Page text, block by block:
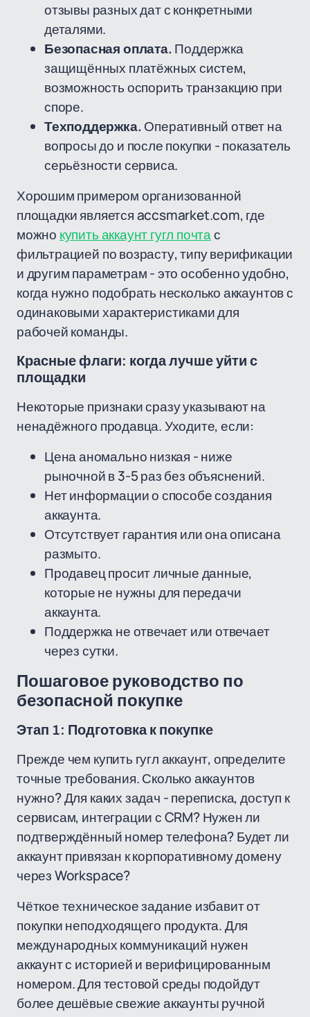
отзывы разных дат с конкретными
деталями.
Безопасная оплата. Поддержка
защищённых платёжных систем,
возможность оспорить транзакцию при
споре.
Техподдержка. Оперативный ответ на
вопросы до и после покупки - показатель
серьёзности сервиса.
Хорошим примером организованной
площадки является accsmarket.com, где
можно купить аккаунт гугл почтас
фильтрацией по возрасту, типу верификации
и другим параметрам - это особенно удобно,
когда нужно подобрать несколько аккаунтов с
одинаковыми характеристиками для
рабочей команды.
Красные флаги: когда лучше уйти с
площадки
Некоторые признаки сразу указывают на
ненадёжного продавца. Уходите, если:
Цена аномально низкая - ниже
рыночной в 3-5 раз без объяснений.
Нет информации о способе создания
аккаунта.
Отсутствует гарантия или она описана
размыто.
Продавец просит личные данные,
которые не нужны для передачи
аккаунта.
Поддержка не отвечает или отвечает
через сутки.
Пошаговое руководство по
безопасной покупке
Этап 1: Подготовка к покупке
Прежде чем купить гугл аккаунт, определите
точные требования. Сколько аккаунтов
нужно? Для каких задач - переписка, доступ к
сервисам, интеграции с CRM? Нужен ли
подтверждённый номер телефона? Будет ли
аккаунт привязан к корпоративному домену
через Workspace?
Чёткое техническое задание избавит от
покупки неподходящего продукта. Для
международных коммуникаций нужен
аккаунт с историей и верифицированным
номером. Для тестовой среды подойдут
более дешёвые свежие аккаунты ручной